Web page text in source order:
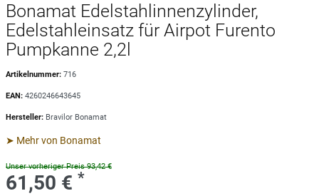
Bonamat Edelstahlinnenzylinder,
Edelstahleinsatz für Airpot Furento
Pumpkanne 2,2l
Artikelnummer: 716
EAN: 4260246643645
Hersteller: Bravilor Bonamat
➤ Mehr von Bonamat
Unser vorheriger Preis 93,42 €
61,50 € *